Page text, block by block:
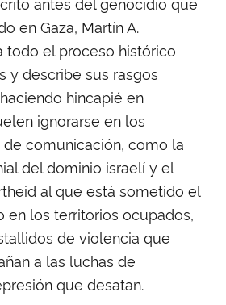
en Gaza, Martín A.
todo el proceso histórico
y describe sus rasgos
hincapié en
ignorarse en los
comunicación, como la
del dominio israelí y el
al que está sometido el
en los territorios ocupados,
de violencia que
a las luchas de
que desatan.